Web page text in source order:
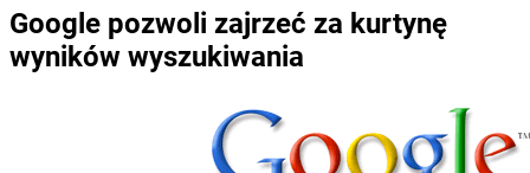
Google pozwoli zajrzeć za kurtynę
wyników wyszukiwania